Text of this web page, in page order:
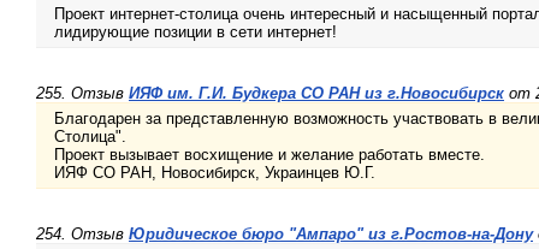
Проект интернет-столица очень интересный и насыщенный
лидирующие позиции в сети интернет!
255. Отзыв ИЯФ им. Г.И. Будкера СО РАН из г.Новосибирск от
Благодарен за представленную возможность участвовать в
Столица".
Проект вызывает восхищение и желание работать вместе.
ИЯФ СО РАН, Новосибирск, Украинцев Ю.Г.
254. Отзыв Юридическое бюро "Ампаро" из г.Ростов-на-Дону